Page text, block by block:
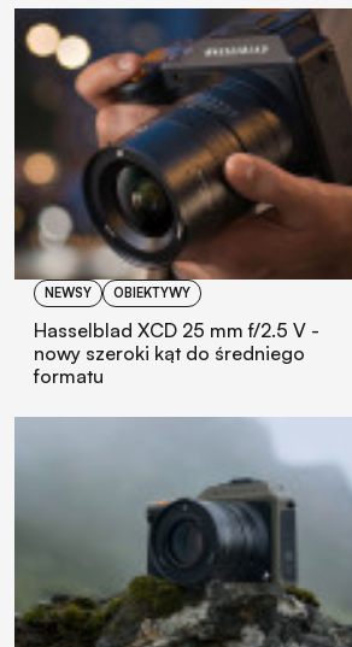
NEWSY OBIEKTYWY
Hasselblad XCD 25 mm f/2.5 V -
nowy szeroki kąt do średniego
formatu